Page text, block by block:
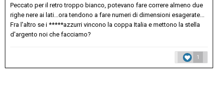
Peccato per il retro troppo bianco, potevano fare correre almeno due
righe nere ai lati...ora tendono a fare numeri di dimensioni esagerate...
Fra l'altro se i *****azzurri vincono la coppa Italia e mettono la stella
d'argento noi che facciamo?
1